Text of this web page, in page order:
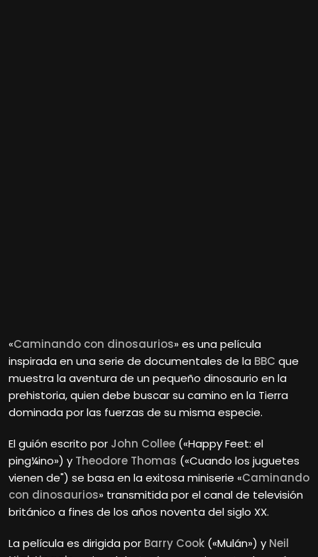
«Caminando con dinosaurios» es una película
inspirada en una serie de documentales de la BBC que
muestra la aventura de un pequeño dinosaurio en la
prehistoria, quien debe buscar su camino en la Tierra
dominada por las fuerzas de su misma especie.
El guión escrito por John Collee («Happy Feet: el
ping¼ino») y Theodore Thomas («Cuando los juguetes
vienen de") se basa en la exitosa miniserie «Caminando
con dinosaurios» transmitida por el canal de televisión
británico a fines de los años noventa del siglo XX.
La película es dirigida por Barry Cook («Mulán») y Neil